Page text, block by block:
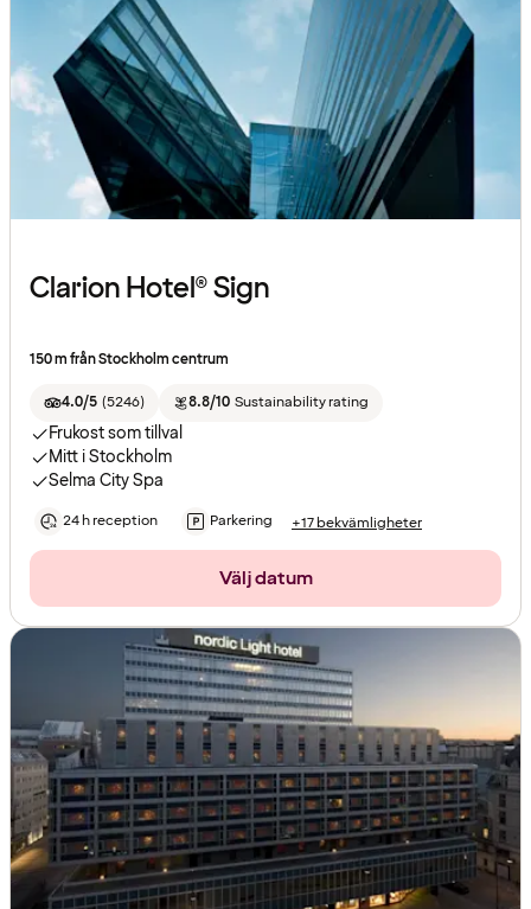
Clarion Hotel® Sign
150 m från Stockholm centrum
4.0/5 (5246) 8.8/10 Sustainability rating
Frukost som tillval
Mitt i Stockholm
Selma City Spa
24 h reception Parkering +17 bekvämligheter
Välj datum